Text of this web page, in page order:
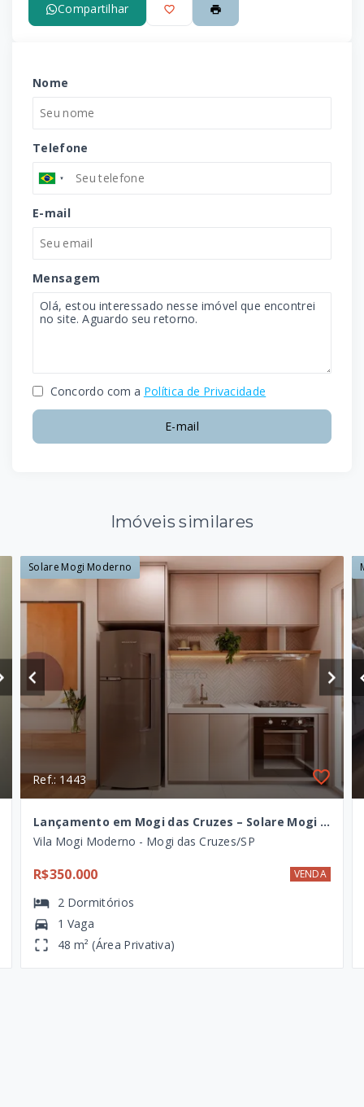
Compartilhar
Nome
Telefone
E-mail
Mensagem
Concordo com a Política de Privacidade
E-mail
Imóveis similares
Solare Mogi Moderno
Ref.: 1443
Lançamento em Mogi das Cruzes – Solare Mogi Moderno
Vila Mogi Moderno - Mogi das Cruzes/SP
R$350.000 VENDA
2 Dormitórios
1 Vaga
48 m² (Área Privativa)